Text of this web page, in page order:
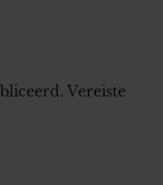
Vereiste